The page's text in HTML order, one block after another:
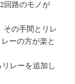
回路のモノが
その手間とリレ
ーの方が楽と
レーを追加し